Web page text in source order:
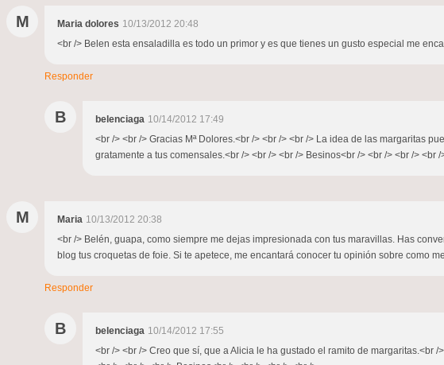
M Maria dolores 10/13/2012 20:48
<br /> Belen esta ensaladilla es todo un primor y es que tienes un gusto especial me
Responder
B belenciaga 10/14/2012 17:49
<br /> <br /> Gracias Mª Dolores.<br /> <br /> <br /> La idea de las margaritas
gratamente a tus comensales.<br /> <br /> <br /> Besinos<br /> <br /> <br /> <br /
M Maria 10/13/2012 20:38
<br /> Belén, guapa, como siempre me dejas impresionada con tus maravillas. Has
blog tus croquetas de foie. Si te apetece, me encantará conocer tu opinión sobre como
Responder
B belenciaga 10/14/2012 17:55
<br /> <br /> Creo que sí, que a Alicia le ha gustado el ramito de margaritas.<br